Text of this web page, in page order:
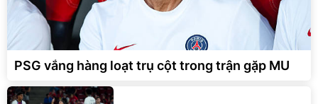
PSG vắng hàng loạt trụ cột trong trận gặp MU